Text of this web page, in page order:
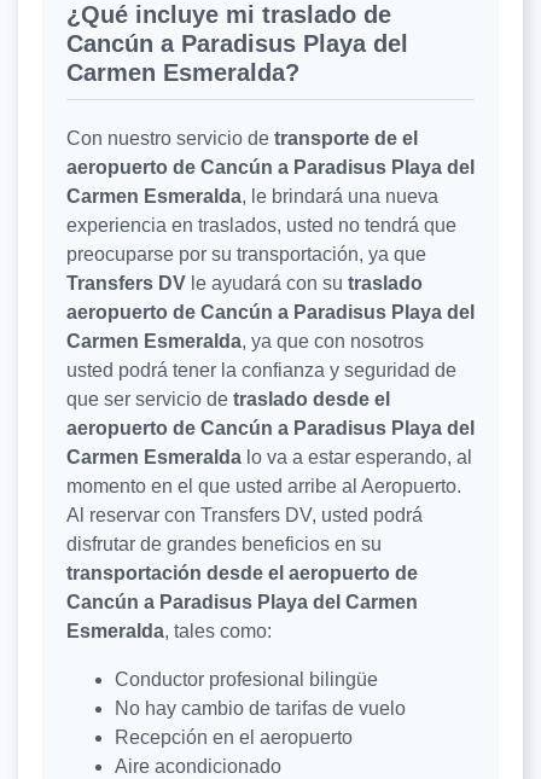
¿Qué incluye mi traslado de
Cancún a Paradisus Playa del
Carmen Esmeralda?
Con nuestro servicio de transporte de el
aeropuerto de Cancún a Paradisus Playa del
Carmen Esmeralda, le brindará una nueva
experiencia en traslados, usted no tendrá que
preocuparse por su transportación, ya que
Transfers DV le ayudará con su traslado
aeropuerto de Cancún a Paradisus Playa del
Carmen Esmeralda, ya que con nosotros
usted podrá tener la confianza y seguridad de
que ser servicio de traslado desde el
aeropuerto de Cancún a Paradisus Playa del
Carmen Esmeralda lo va a estar esperando, al
momento en el que usted arribe al Aeropuerto.
Al reservar con Transfers DV, usted podrá
disfrutar de grandes beneficios en su
transportación desde el aeropuerto de
Cancún a Paradisus Playa del Carmen
Esmeralda, tales como:
Conductor profesional bilingüe
No hay cambio de tarifas de vuelo
Recepción en el aeropuerto
Aire acondicionado